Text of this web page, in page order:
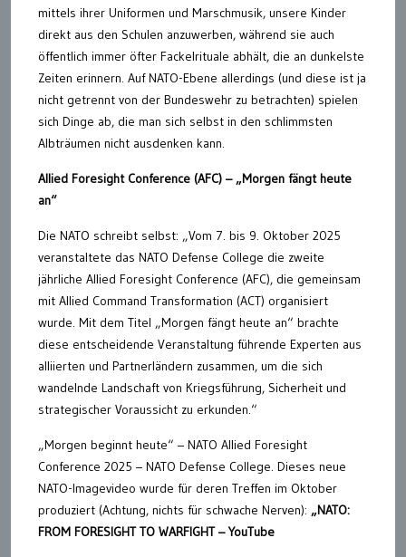
mittels ihrer Uniformen und Marschmusik, unsere Kinder
direkt aus den Schulen anzuwerben, während sie auch
öffentlich immer öfter Fackelrituale abhält, die an dunkelste
Zeiten erinnern. Auf NATO-Ebene allerdings (und diese ist ja
nicht getrennt von der Bundeswehr zu betrachten) spielen
sich Dinge ab, die man sich selbst in den schlimmsten
Albträumen nicht ausdenken kann.
Allied Foresight Conference (AFC) – „Morgen fängt heute
an“
Die NATO schreibt selbst: „Vom 7. bis 9. Oktober 2025
veranstaltete das NATO Defense College die zweite
jährliche Allied Foresight Conference (AFC), die gemeinsam
mit Allied Command Transformation (ACT) organisiert
wurde. Mit dem Titel „Morgen fängt heute an“ brachte
diese entscheidende Veranstaltung führende Experten aus
alliierten und Partnerländern zusammen, um die sich
wandelnde Landschaft von Kriegsführung, Sicherheit und
strategischer Voraussicht zu erkunden.“
„Morgen beginnt heute“ – NATO Allied Foresight
Conference 2025 – NATO Defense College. Dieses neue
NATO-Imagevideo wurde für deren Treffen im Oktober
produziert (Achtung, nichts für schwache Nerven): „NATO:
FROM FORESIGHT TO WARFIGHT – YouTube